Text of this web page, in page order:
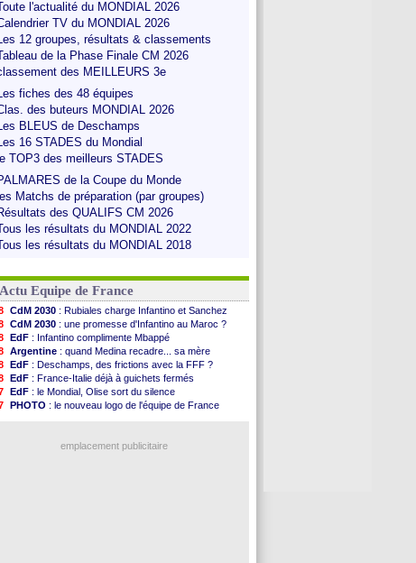
l'actualité du MONDIAL 2026
TV du MONDIAL 2026
12 groupes, résultats & classements
de la Phase Finale CM 2026
des MEILLEURS 3e
fiches des 48 équipes
des buteurs MONDIAL 2026
BLEUS de Deschamps
16 STADES du Mondial
le TOP3 des meilleurs STADES
de la Coupe du Monde
les Matchs de préparation (par groupes)
des QUALIFS CM 2026
les résultats du MONDIAL 2022
les résultats du MONDIAL 2018
Actu Equipe de France
CdM 2030 : Rubiales charge Infantino et Sanchez
CdM 2030 : une promesse d'Infantino au Maroc ?
EdF : Infantino complimente Mbappé
Argentine : quand Medina recadre... sa mère
EdF : Deschamps, des frictions avec la FFF ?
EdF : France-Italie déjà à guichets fermés
EdF : le Mondial, Olise sort du silence
PHOTO : le nouveau logo de l'équipe de France
: Zidane pense déjà à un retour de Mendy
emplacement publicitaire